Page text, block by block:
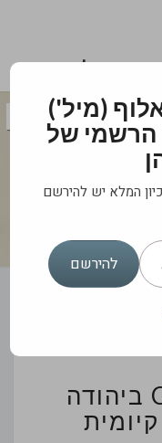
של גרשון
גרשון
הנסיגה משטחי C ביהודה
(מיל')
הרשמי של
המלא יש להירשם
להירשם